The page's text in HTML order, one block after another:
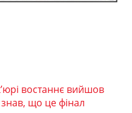
востаннє вийшов
що це фінал